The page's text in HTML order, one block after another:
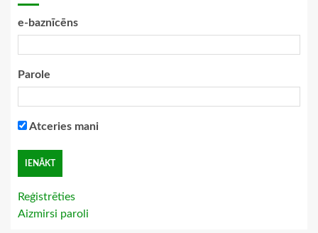
e-baznīcēns
Parole
Atceries mani
Reģistrēties
Aizmirsi paroli